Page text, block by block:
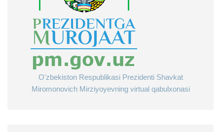
O'zbekiston Respublikasi Prezidenti Shavkat
Miromonovich Mirziyoyevning virtual qabulxonasi